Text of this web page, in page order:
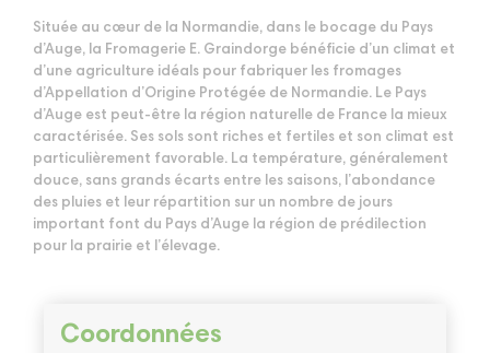
Située au cœur de la Normandie, dans le bocage du Pays
d’Auge, la Fromagerie E. Graindorge bénéficie d’un climat et
d’une agriculture idéals pour fabriquer les fromages
d’Appellation d’Origine Protégée de Normandie. Le Pays
d’Auge est peut-être la région naturelle de France la mieux
caractérisée. Ses sols sont riches et fertiles et son climat est
particulièrement favorable. La température, généralement
douce, sans grands écarts entre les saisons, l’abondance
des pluies et leur répartition sur un nombre de jours
important font du Pays d’Auge la région de prédilection
pour la prairie et l’élevage.
Coordonnées